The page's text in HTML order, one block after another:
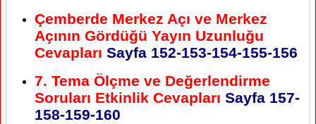
Çemberde Merkez Açı ve Merkez
Açının Gördüğü Yayın Uzunluğu
Cevapları Sayfa 152-153-154-155-156
7. Tema Ölçme ve Değerlendirme
Soruları Etkinlik Cevapları Sayfa 157-
158-159-160